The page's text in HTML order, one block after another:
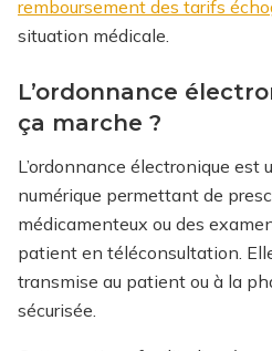
remboursement des tarifs
situation médicale.
L’ordonnance
ça marche ?
L’ordonnance électronique est
numérique permettant de
médicamenteux ou des
patient en téléconsultation.
transmise au patient ou à la
sécurisée.